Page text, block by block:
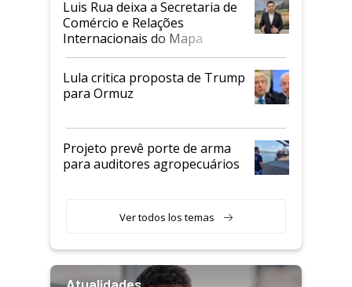
Luis Rua deixa a Secretaria de
Comércio e Relações
Internacionais do Mapa
Lula critica proposta de Trump
para Ormuz
Projeto prevê porte de arma
para auditores agropecuários
Ver todos los temas